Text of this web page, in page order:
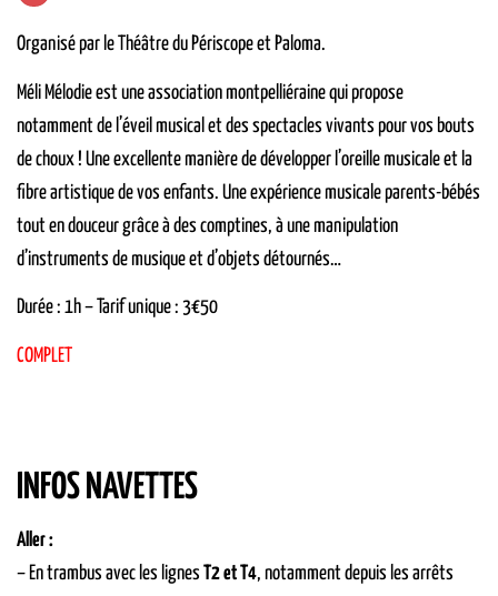
Organisé par le Théâtre du Périscope et Paloma.
Méli Mélodie est une association montpelliéraine qui propose
notamment de l’éveil musical et des spectacles vivants pour vos bouts
de choux ! Une excellente manière de développer l’oreille musicale et la
fibre artistique de vos enfants. Une expérience musicale parents-bébés
tout en douceur grâce à des comptines, à une manipulation
d’instruments de musique et d’objets détournés…
Durée : 1h – Tarif unique : 3€50
COMPLET
INFOS NAVETTES
Aller :
– En trambus avec les lignes T2 et T4, notamment depuis les arrêts